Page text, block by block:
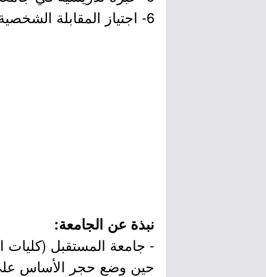
6- اجتياز المقابلة الشخصية والاختبارات التي تجريها الكلية.
نبذة عن الجامعة:
- جامعة المستقبل (كليات
حين وضع حجر الأساس